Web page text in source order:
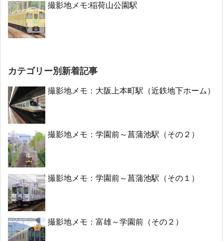
撮影地メモ:稲荷山公園駅
カテゴリー別新着記事
撮影地メモ：大阪上本町駅（近鉄地下ホーム）
撮影地メモ：学園前～菖蒲池駅（その２）
撮影地メモ：学園前～菖蒲池駅（その１）
撮影地メモ：富雄～学園前（その２）